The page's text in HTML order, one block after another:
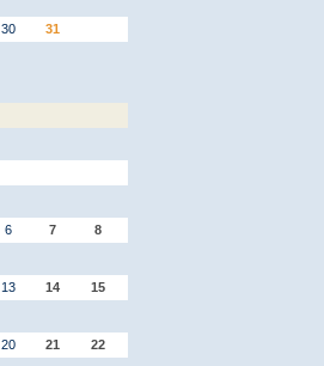
30 31
6 7 8
13 14 15
20 21 22